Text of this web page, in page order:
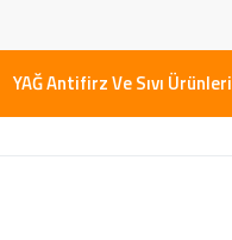
YAĞ Antifirz Ve Sıvı Ürünleri